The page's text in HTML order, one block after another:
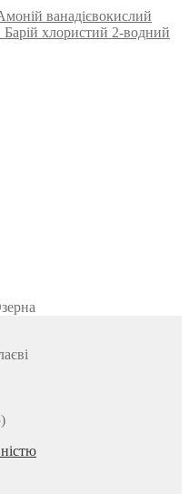
на
сторінці
ванадієвокислий
Барій хлористий 2-водний